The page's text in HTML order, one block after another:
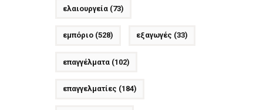
ελαιουργεία(73)
εμπόριο(528) εξαγωγές (33)
επαγγέλματα(102)
επαγγελματίες (184)